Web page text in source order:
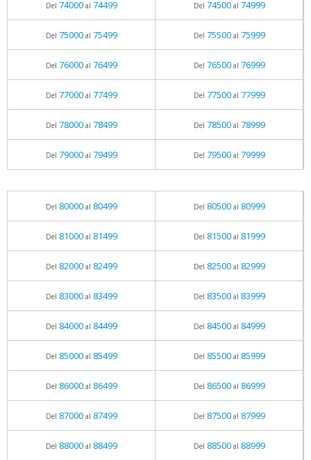
Del 74000al 74499 Del 74500al 74999
Del 75000al 75499 Del 75500al 75999
Del 76000al 76499 Del 76500al 76999
Del 77000al 77499 Del 77500al 77999
Del 78000al 78499 Del 78500al 78999
Del 79000al 79499 Del 79500al 79999
Del 80000al 80499 Del 80500al 80999
Del 81000al 81499 Del 81500al 81999
Del 82000al 82499 Del 82500al 82999
Del 83000al 83499 Del 83500al 83999
Del 84000al 84499 Del 84500al 84999
Del 85000al 85499 Del 85500al 85999
Del 86000al 86499 Del 86500al 86999
Del 87000al 87499 Del 87500al 87999
Del 88000al 88499 Del 88500al 88999